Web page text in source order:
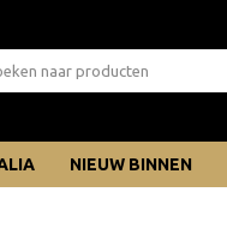
NIEUW BINNEN